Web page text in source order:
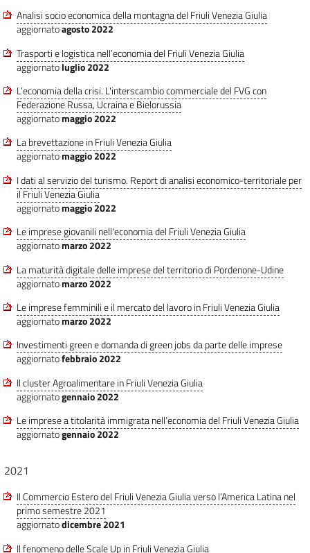
Analisi socio economica della montagna del Friuli Venezia Giulia
aggiornatoagosto 2022
Trasporti e logistica nell’economia del Friuli Venezia Giulia
aggiornatoluglio 2022
L’economia della crisi. L'interscambio commerciale del FVG con
Federazione Russa, Ucraina e Bielorussia
aggiornatomaggio 2022
La brevettazione in Friuli Venezia Giulia
aggiornatomaggio 2022
I dati al servizio del turismo. Report di analisi economico-territoriale per
il Friuli Venezia Giulia
aggiornatomaggio 2022
Le imprese giovanili nell'economia del Friuli Venezia Giulia
aggiornatomarzo 2022
La maturità digitale delle imprese del territorio di Pordenone-Udine
aggiornatomarzo 2022
Le imprese femminili e il mercato del lavoro in Friuli Venezia Giulia
aggiornatomarzo 2022
Investimenti green e domanda di green jobs da parte delle imprese
aggiornatofebbraio 2022
Il cluster Agroalimentare in Friuli Venezia Giulia
aggiornatogennaio 2022
Le imprese a titolarità immigrata nell’economia del Friuli Venezia Giulia
aggiornatogennaio 2022
2021
Il Commercio Estero del Friuli Venezia Giulia verso l’America Latina nel
primo semestre 2021
aggiornatodicembre 2021
Il fenomeno delle Scale Up in Friuli Venezia Giulia